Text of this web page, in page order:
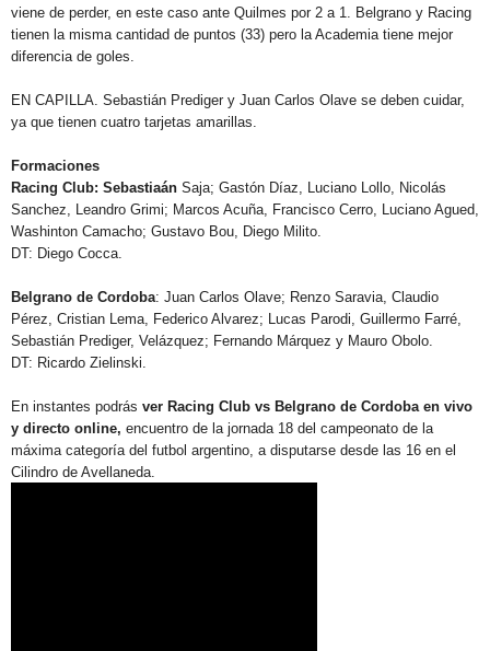
viene de perder, en este caso ante Quilmes por 2 a 1. Belgrano y Racing
tienen la misma cantidad de puntos (33) pero la Academia tiene mejor
diferencia de goles.
EN CAPILLA. Sebastián Prediger y Juan Carlos Olave se deben cuidar,
ya que tienen cuatro tarjetas amarillas.
Formaciones
Racing Club: Sebastiaán Saja; Gastón Díaz, Luciano Lollo, Nicolás
Sanchez, Leandro Grimi; Marcos Acuña, Francisco Cerro, Luciano Agued,
Washinton Camacho; Gustavo Bou, Diego Milito.
DT: Diego Cocca.
Belgrano de Cordoba: Juan Carlos Olave; Renzo Saravia, Claudio
Pérez, Cristian Lema, Federico Alvarez; Lucas Parodi, Guillermo Farré,
Sebastián Prediger, Velázquez; Fernando Márquez y Mauro Obolo.
DT: Ricardo Zielinski.
En instantes podrás ver Racing Club vs Belgrano de Cordoba en vivo
y directo online, encuentro de la jornada 18 del campeonato de la
máxima categoría del futbol argentino, a disputarse desde las 16 en el
Cilindro de Avellaneda.